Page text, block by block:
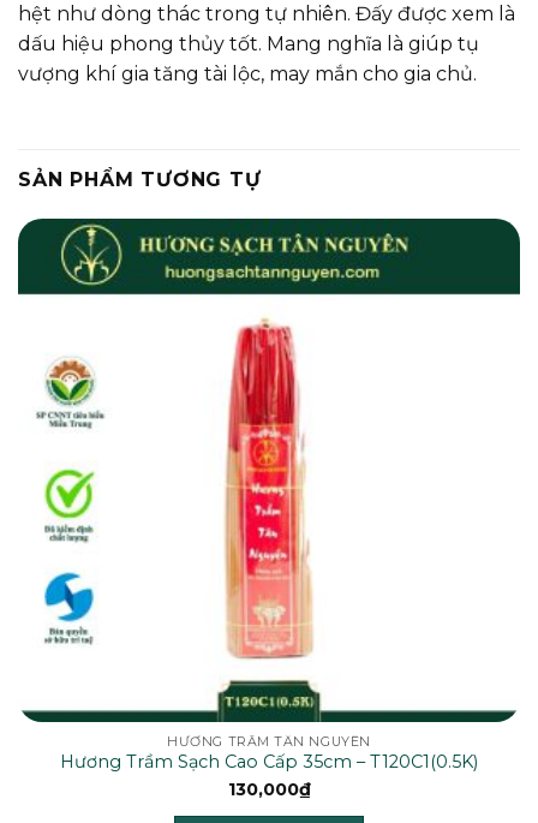
hệt như dòng thác trong tự nhiên. Đấy được xem là
dấu hiệu phong thủy tốt. Mang nghĩa là giúp tụ
vượng khí gia tăng tài lộc, may mắn cho gia chủ.
SẢN PHẨM TƯƠNG TỰ
HƯƠNG TRẦM TÂN NGUYÊN
Hương Trầm Sạch Cao Cấp 35cm – T120C1(0.5K)
130,000₫